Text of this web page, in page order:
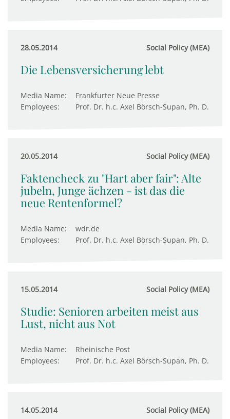
28.05.2014 Social Policy (MEA)
Die Lebensversicherung lebt
Media Name:
Frankfurter Neue Presse
Employees:
Prof. Dr. h.c. Axel Börsch-Supan, Ph. D.
20.05.2014 Social Policy (MEA)
Faktencheck zu "Hart aber fair": Alte
jubeln, Junge ächzen - ist das die
neue Rentenformel?
Media Name:
wdr.de
Employees:
Prof. Dr. h.c. Axel Börsch-Supan, Ph. D.
15.05.2014 Social Policy (MEA)
Studie: Senioren arbeiten meist aus
Lust, nicht aus Not
Media Name:
Rheinische Post
Employees:
Prof. Dr. h.c. Axel Börsch-Supan, Ph. D.
14.05.2014 Social Policy (MEA)